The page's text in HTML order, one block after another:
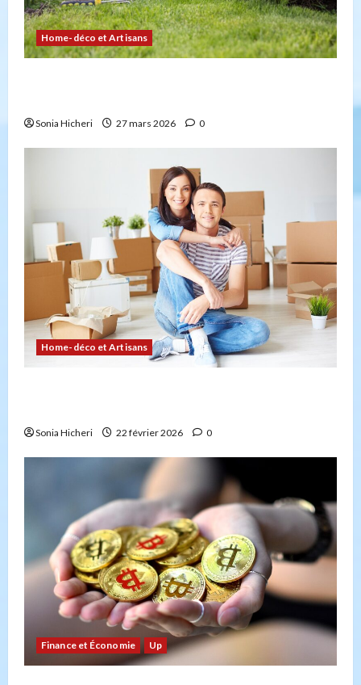
Home-déco et Artisans
Sonia Hicheri 27 mars 2026 0
Home-déco et Artisans
Sonia Hicheri 22 février 2026 0
Finance et Économie Up